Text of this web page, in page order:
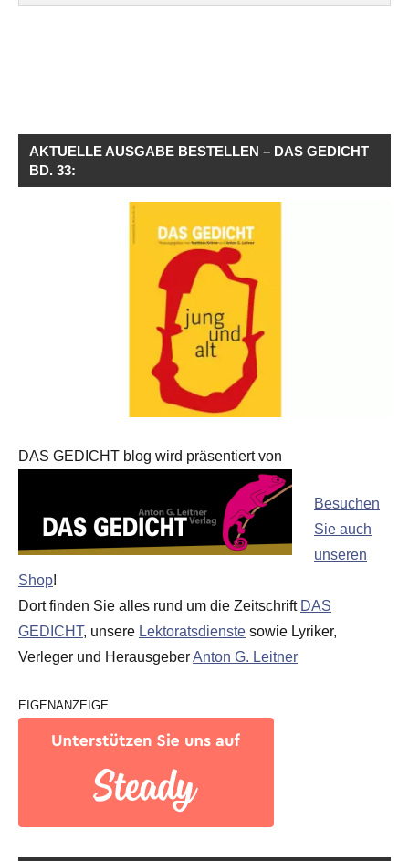
AKTUELLE AUSGABE BESTELLEN – DAS GEDICHT
BD. 33:
DAS GEDICHT blog wird präsentiert von
Besuchen
Sie auch
unseren
Shop!
Dort finden Sie alles rund um die Zeitschrift DAS
GEDICHT, unsere Lektoratsdienste sowie Lyriker,
Verleger und HerausgeberAnton G. Leitner
EIGENANZEIGE